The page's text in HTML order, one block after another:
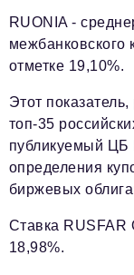
partner@business-
RUONIA -
межбанковского
отметке 19,10%.
Этот
топ-35
публикуемый ЦБ
определения
биржевых
Ставка RUSFAR
18,98%.